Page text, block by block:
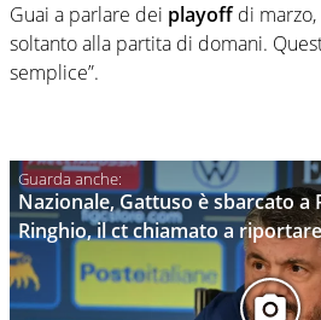
Guai a parlare dei playoffdi marzo,
soltanto alla partita di domani.
semplice”.
Nazionale, Gattuso è sbarcato a
Ringhio, il ct chiamato a